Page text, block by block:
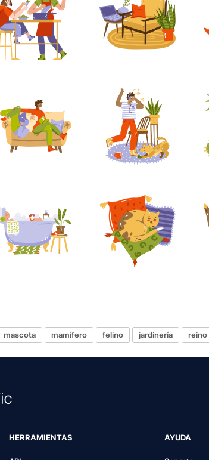
mascota mamífero felino jardinería reino
HERRAMIENTAS AYUDA